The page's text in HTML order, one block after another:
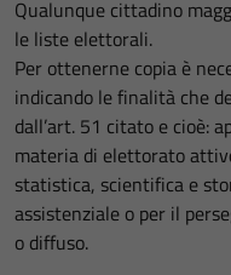
Qualunque cittadino
le liste elettorali.
Per ottenerne copia è
indicando le finalità che
dall’art. 51 citato e cioè:
materia di elettorato
statistica, scientifica e
assistenziale o per il
o diffuso.